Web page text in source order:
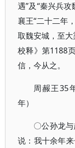
遇”及“秦兴兵
襄王“二十二年
取魏安城，至
校释》第1188
信，今从之。
周赧王35
年）
〇公孙龙
说：我十余年